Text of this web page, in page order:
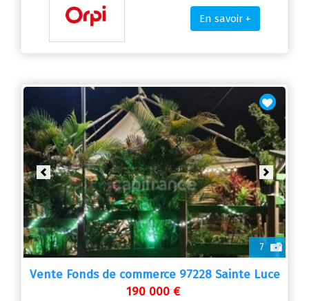
En savoir +
7
Previous Next
Vente Fonds de commerce 97228 Sainte Luce
190 000 €